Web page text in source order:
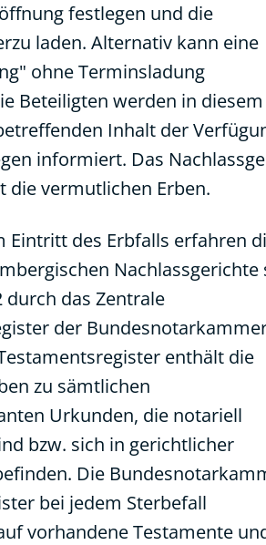
festlegen und die
laden. Alternativ kann eine
ohne Terminsladung
Beteiligten werden in diesem
Inhalt der
informiert. Das
die vermutlichen Erben.
Eintritt des Erbfalls erfahren
Nachlassgerichte
durch das Zentrale
der
enthält die
zu sämtlichen
Urkunden, die notariell
bzw. sich in gerichtlicher
Die
bei jedem Sterbefall
vorhandene Testamente